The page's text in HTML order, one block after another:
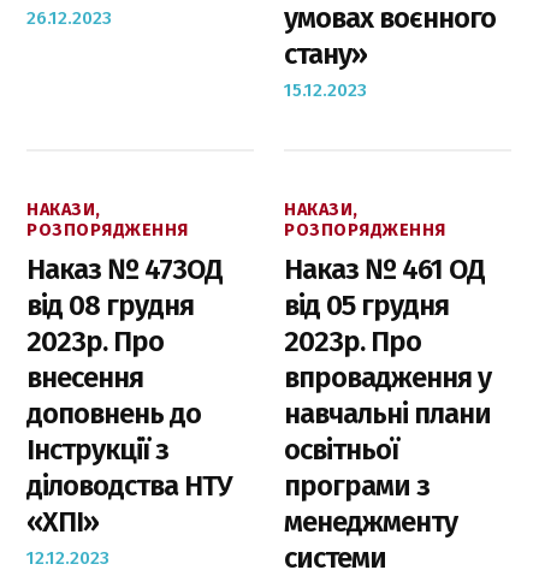
26.12.2023
умовах воєнного
стану»
15.12.2023
НАКАЗИ,
РОЗПОРЯДЖЕННЯ
Наказ № 473ОД
від 08 грудня
2023р. Про
внесення
доповнень до
Інструкції з
діловодства НТУ
«ХПІ»
12.12.2023
НАКАЗИ,
РОЗПОРЯДЖЕННЯ
Наказ № 461 ОД
від 05 грудня
2023р. Про
впровадження у
навчальні плани
освітньої
програми з
менеджменту
системи